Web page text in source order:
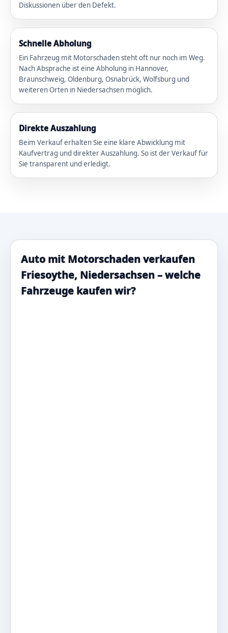
Diskussionen über den Defekt.
Schnelle Abholung
Ein Fahrzeug mit Motorschaden steht oft nur noch im Weg.
Nach Absprache ist eine Abholung in Hannover,
Braunschweig, Oldenburg, Osnabrück, Wolfsburg und
weiteren Orten in Niedersachsen möglich.
Direkte Auszahlung
Beim Verkauf erhalten Sie eine klare Abwicklung mit
Kaufvertrag und direkter Auszahlung. So ist der Verkauf für
Sie transparent und erledigt.
Auto mit Motorschaden verkaufen
Friesoythe, Niedersachsen – welche
Fahrzeuge kaufen wir?